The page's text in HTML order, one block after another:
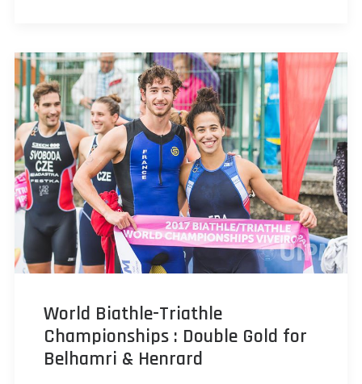
World Biathle-Triathle
Championships : Double Gold for
Belhamri & Henrard